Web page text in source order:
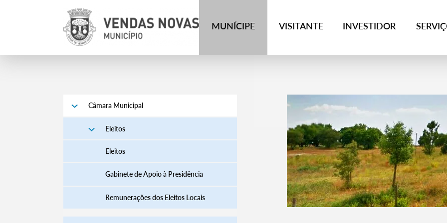
MUNÍCIPE VISITANTE INVESTIDOR
Câmara Municipal
Eleitos
Eleitos
Gabinete de Apoio à Presidência
Remunerações dos Eleitos Locais